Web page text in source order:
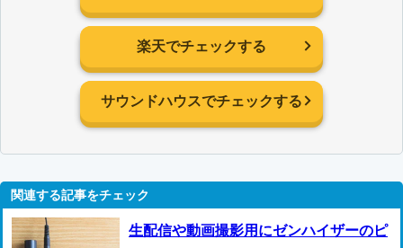
楽天でチェックする
サウンドハウスでチェックする
生配信や動画撮影用にゼンハイザーのピ